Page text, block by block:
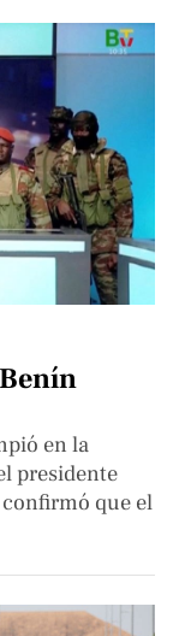
en la
presidente
que el